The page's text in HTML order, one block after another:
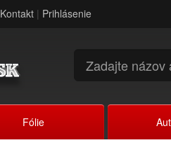
Kontakt | Prihlásenie
Fólie